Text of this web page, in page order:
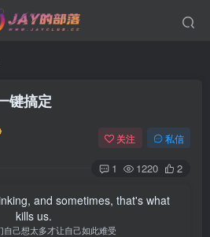
键搞定
关注 私信
1 1220 2
and sometimes, that's what
kills us.
自己想太多才让自己如此难受